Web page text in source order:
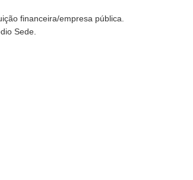
financeira/empresa pública.
Sede.